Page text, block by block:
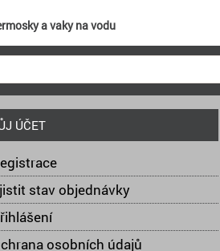
a vaky na vodu
ÚČET
stav objednávky
osobních údajů